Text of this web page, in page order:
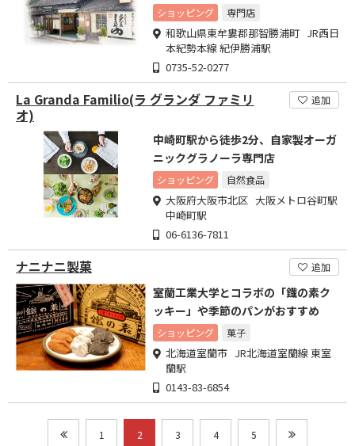
工場で造られる手造り自然派
ショッピング 専門店
和歌山県東牟婁郡那智勝浦町 JR西日
本紀勢本線 紀伊勝浦駅
0735-52-0277
La Granda Familio(ラ グランダ ファミリ
オ)
追加
中崎町駅から徒歩2分、自家製オーガ
ニックグラノーラ専門店
ショッピング 自然食品
大阪府大阪市北区 大阪メトロ谷町駅
中崎町駅
06-6136-7811
ナニナニ製菓 追加
室蘭工業大学とコラボの「鐡の素ク
ッキー」や季節のパンがおすすめ
ショッピング 菓子
北海道室蘭市 JR北海道室蘭線 東室
蘭駅
0143-83-6854
1 2 3 4 5